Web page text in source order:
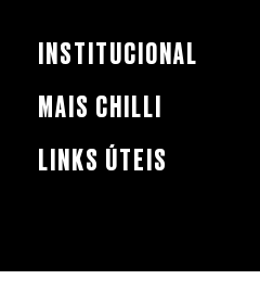
INSTITUCIONAL
MAIS CHILLI
LINKS ÚTEIS